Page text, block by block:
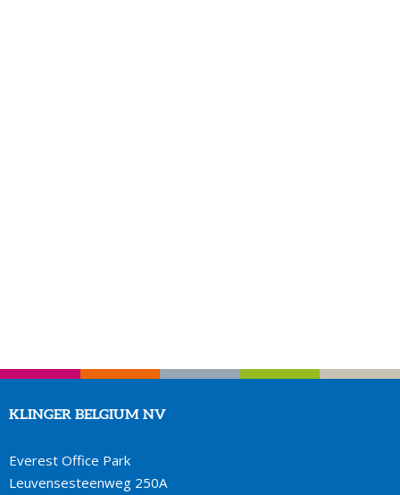
KLINGER BELGIUM NV
Everest Office Park
Leuvensesteenweg 250A